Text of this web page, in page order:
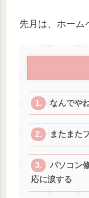
先月は、ホーム
なんでや
またまた
パソコン
応に涙する